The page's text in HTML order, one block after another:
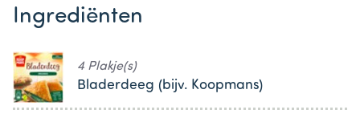
Ingrediënten
4 Plakje(s)
Bladerdeeg (bijv. Koopmans)